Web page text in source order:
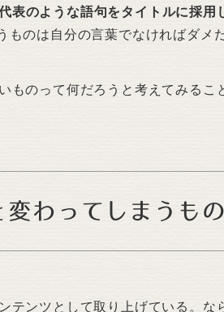
表のような語句をタイトルに採用
のは自分の言葉でなければダメだ
のって何だろうと考えてみるこ
わってしまうもの
テンツとして取り上げている。な